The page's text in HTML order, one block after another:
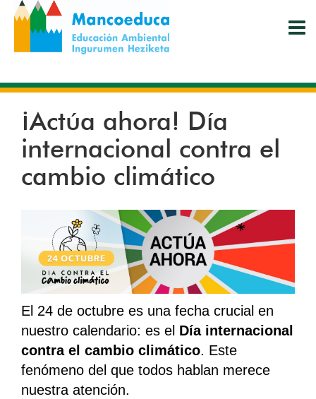
Pasar
contenido
principal
¡Actúa ahora! Día
internacional contra el
cambio climático
El 24 de octubre es una fecha crucial en
nuestro calendario: es el Día internacional
contra el cambio climático. Este
fenómeno del que todos hablan merece
nuestra atención.